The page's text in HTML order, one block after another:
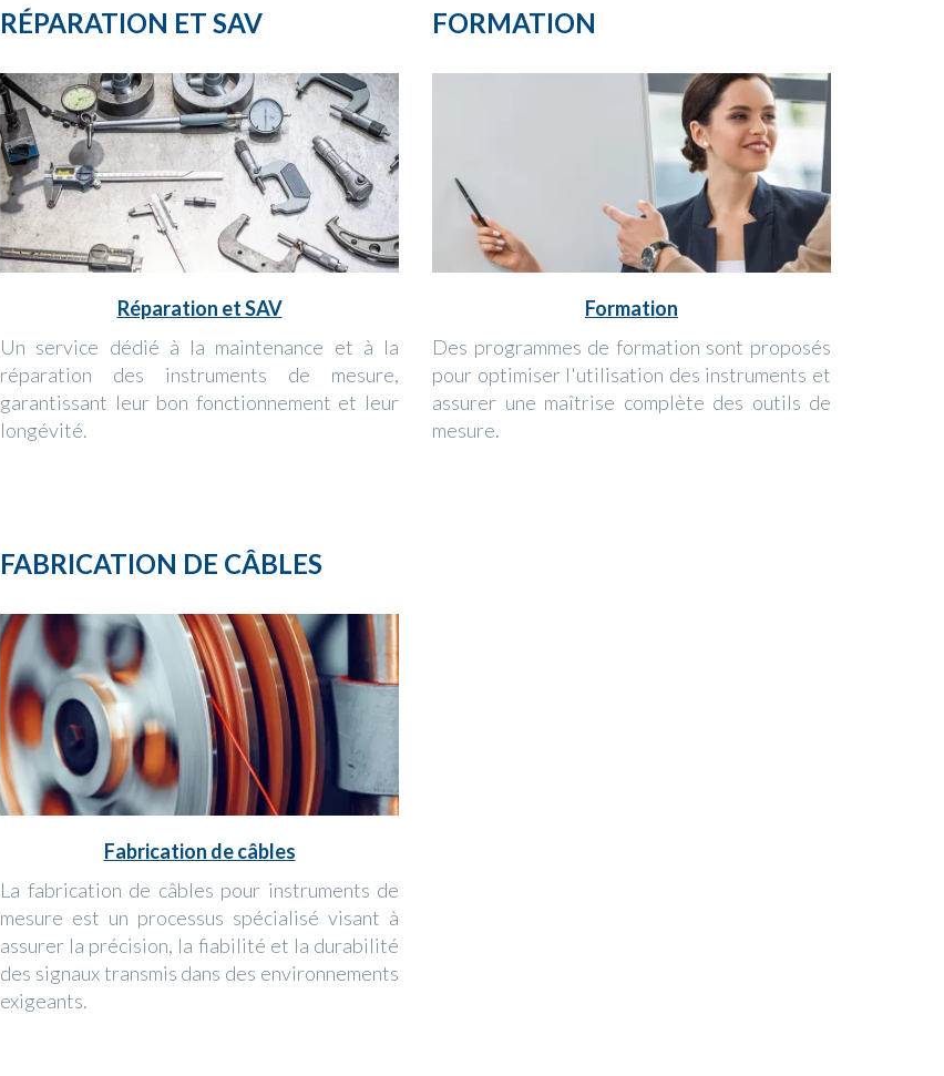
RÉPARATION ET SAV
Réparation et SAV
Un service dédié à la maintenance et à la
réparation des instruments de mesure,
garantissant leur bon fonctionnement et leur
longévité.
FORMATION
Formation
Des programmes de formation sont proposés
pour optimiser l'utilisation des instruments et
assurer une maîtrise complète des outils de
mesure.
FABRICATION DE CÂBLES
Fabrication de câbles
La fabrication de câbles pour instruments de
mesure est un processus spécialisé visant à
assurer la précision, la fiabilité et la durabilité
des signaux transmis dans des environnements
exigeants.